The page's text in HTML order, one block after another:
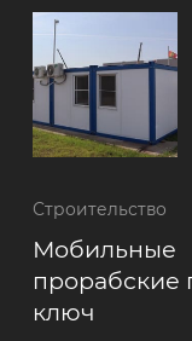
Строительство
Мобильные
прорабские
ключ